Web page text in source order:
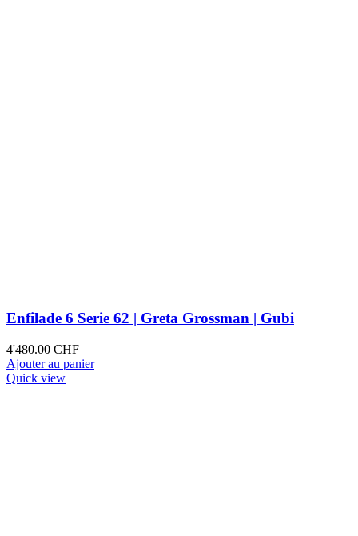
Enfilade 6 Serie 62 | Greta Grossman | Gubi
4'480.00 CHF
Ajouter au panier
Quick view